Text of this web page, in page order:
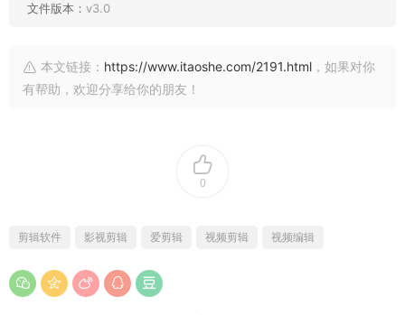
文件版本： v3.0
本文链接： https://www.itaoshe.com/2191.html ，如果对你
有帮助，欢迎分享给你的朋友！
0
剪辑软件 影视剪辑 爱剪辑 视频剪辑 视频编辑